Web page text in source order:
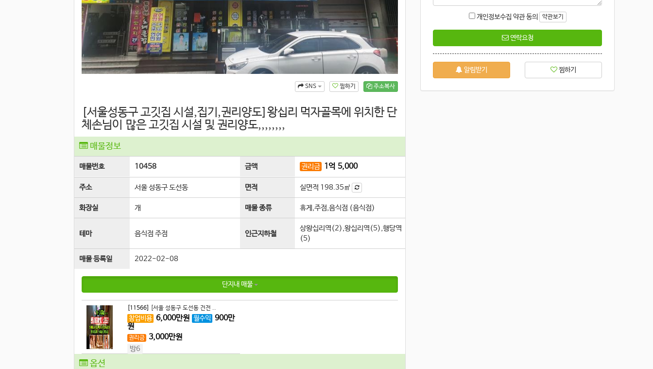
주소복사
찜하기
SNS
[서울성동구 고깃집 시설,집기,권리양도]왕십리 먹자골목에 위치한 단
체손님이 많은 고깃집 시설 및 권리양도,,,,,,,,
매물정보
매물번호 10458 금액 권리금 1억 5,000
주소 서울 성동구 도선동 면적 실면적 198.35㎡
화장실 개 매물 종류 휴게,주점,음식점 (음식점)
테마 음식점 주점 인근지하철
상왕십리역(2),왕십리역(5),행당역
(5)
매물 등록일 2022-02-08
단지내 매물
[11566] [서울 성동구 도선동 건전 ..
창업비용 6,000만원 월수익 900만
원
권리금 3,000만원
방6
옵션
개인정보수집 약관 동의 약관보기
연락요청
알림받기 찜하기